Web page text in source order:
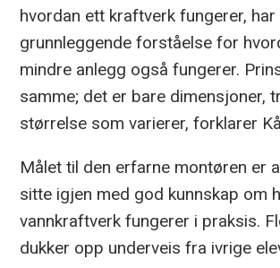
hvordan ett kraftverk fungerer, har
grunnleggende forståelse for
mindre anlegg også fungerer.
samme; det er bare dimensjoner,
størrelse som varierer, forklarer
Målet til den erfarne montøren er
sitte igjen med god kunnskap om
vannkraftverk fungerer i praksis.
dukker opp underveis fra ivrige